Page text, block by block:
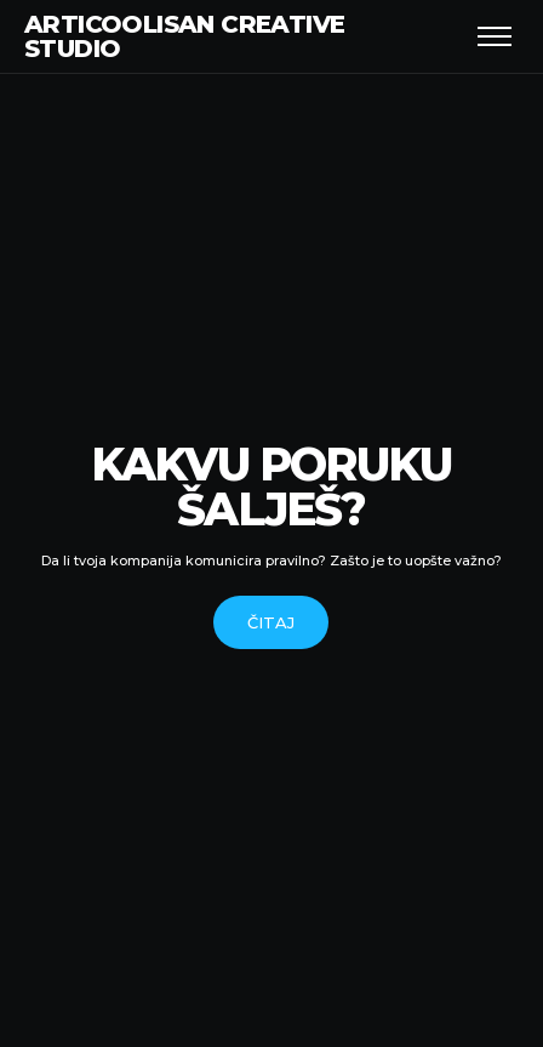
ARTICOOLISAN CREATIVE
STUDIO
KAKVU PORUKU
ŠALJEŠ?
Da li tvoja kompanija komunicira pravilno? Zašto je to uopšte važno?
ČITAJ